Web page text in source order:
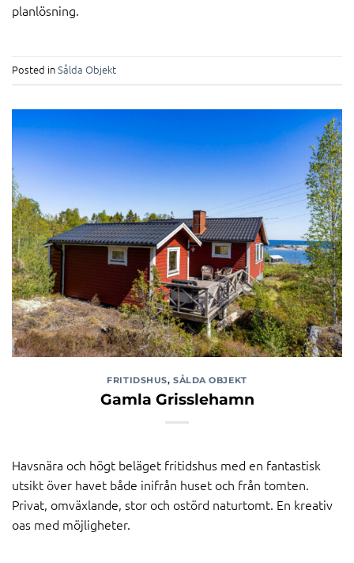
planlösning.
Posted inSålda Objekt
FRITIDSHUS, SÅLDA OBJEKT
Gamla Grisslehamn
Havsnära och högt beläget fritidshus med en fantastisk
utsikt över havet både inifrån huset och från tomten.
Privat, omväxlande, stor och ostörd naturtomt. En kreativ
oas med möjligheter.